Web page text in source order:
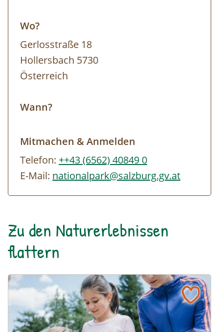
Wo?
Gerlosstraße 18
Hollersbach 5730
Österreich
Wann?
Mitmachen & Anmelden
Telefon: ++43 (6562) 40849 0
E-Mail: nationalpark@salzburg.gv.at
Zu den Naturerlebnissen
flattern